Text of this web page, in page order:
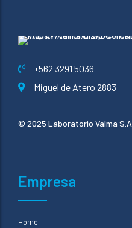
+562 3291 5036
Miguel de Atero 2883
© 2025 Laboratorio Valma S.A.
Empresa
Home